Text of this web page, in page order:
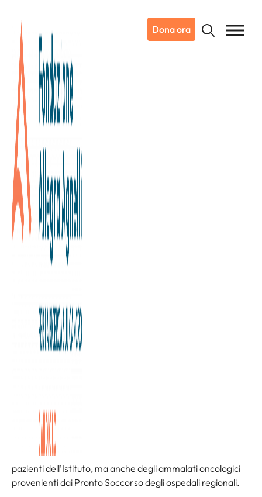
Dona ora
10/07/2024
All’Istituto di Candiolo – IRCCS
nasce il nuovo Reparto di
Medicina Interna
Inaugurazione del nuovo Reparto
Candiolo – IRCCS
Continua lo sviluppo dell’Istituto di Candiolo – IRCCS
attraverso nuovi spazi, che valorizzano l’offerta
La nuova struttura, per la cui realizzazione strutturale la
Fondazione Allegra Agnelli per la Ricerca sul Cancro
investito oltre 400 mila euro, è a disposizione non solo dei
pazienti dell’Istituto, ma anche degli ammalati oncologici
provenienti dai Pronto Soccorso degli ospedali regionali.